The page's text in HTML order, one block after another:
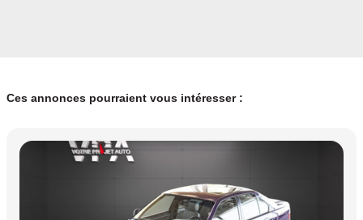
Ces annonces pourraient vous intéresser :